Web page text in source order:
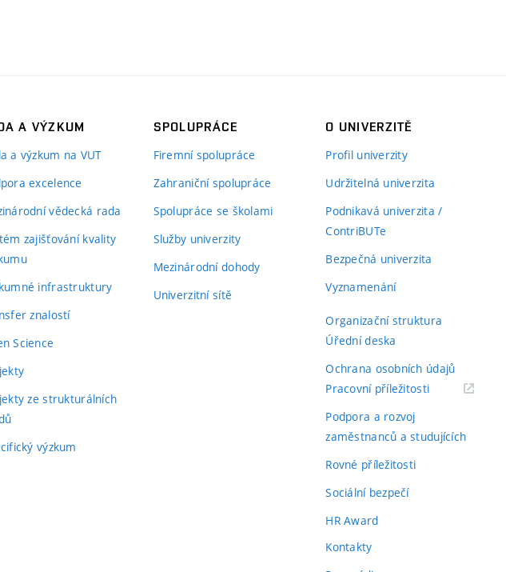
A VÝZKUM
a výzkum na VUT
excelence
vědecká rada
zajišťování kvality
infrastruktury
znalostí
Science
ze strukturálních
výzkum
SPOLUPRÁCE
Firemní spolupráce
Zahraniční spolupráce
Spolupráce se školami
Služby univerzity
Mezinárodní dohody
Univerzitní sítě
O UNIVERZITĚ
Profil univerzity
Udržitelná univerzita
Podnikavá univerzita /
ContriBUTe
Bezpečná univerzita
Vyznamenání
Organizační struktura
Úřední deska
Ochrana osobních údajů
Pracovní příležitosti(externí
Podpora a rozvoj
zaměstnanců a studujících
Rovné příležitosti
Sociální bezpečí
HR Award
Kontakty